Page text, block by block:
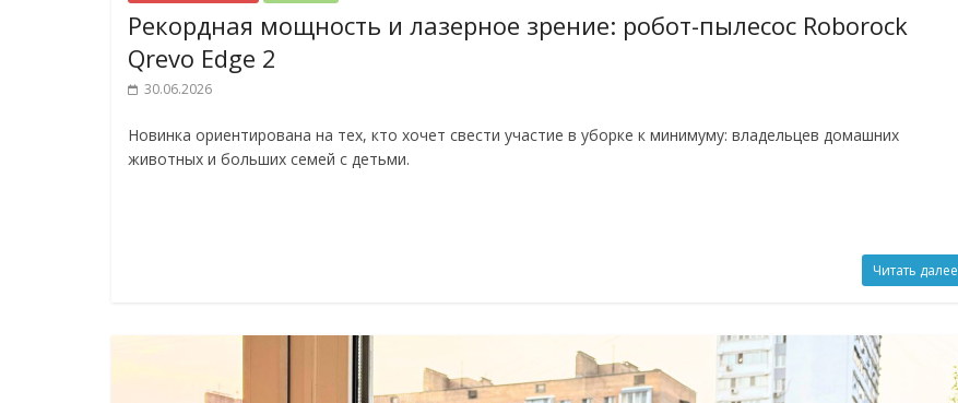
Рекордная мощность и лазерное зрение: робот-пылесос Roborock
Qrevo Edge 2
30.06.2026
Новинка ориентирована на тех, кто хочет свести участие в уборке к минимуму: владельцев домашних
животных и больших семей с детьми.
Читать далее